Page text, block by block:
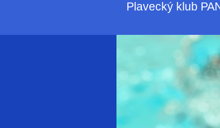
Plavecký klub